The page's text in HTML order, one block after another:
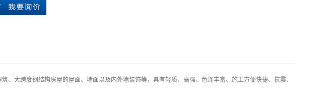
、大跨度钢结构房屋的屋面、墙面以及内外墙装饰等，具有轻质、高强、色泽丰富、施工方便快捷、抗震、